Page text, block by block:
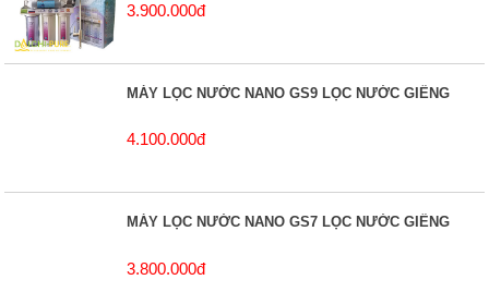
3.900.000đ
MÁY LỌC NƯỚC NANO GS9 LỌC NƯỚC GIẾNG
4.100.000đ
MÁY LỌC NƯỚC NANO GS7 LỌC NƯỚC GIẾNG
3.800.000đ